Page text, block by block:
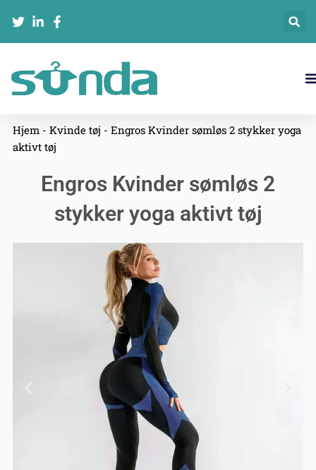
indholdet
Hjem - Kvinde tøj - Engros Kvinder sømløs 2 stykker yoga
aktivt tøj
Engros Kvinder sømløs 2
stykker yoga aktivt tøj